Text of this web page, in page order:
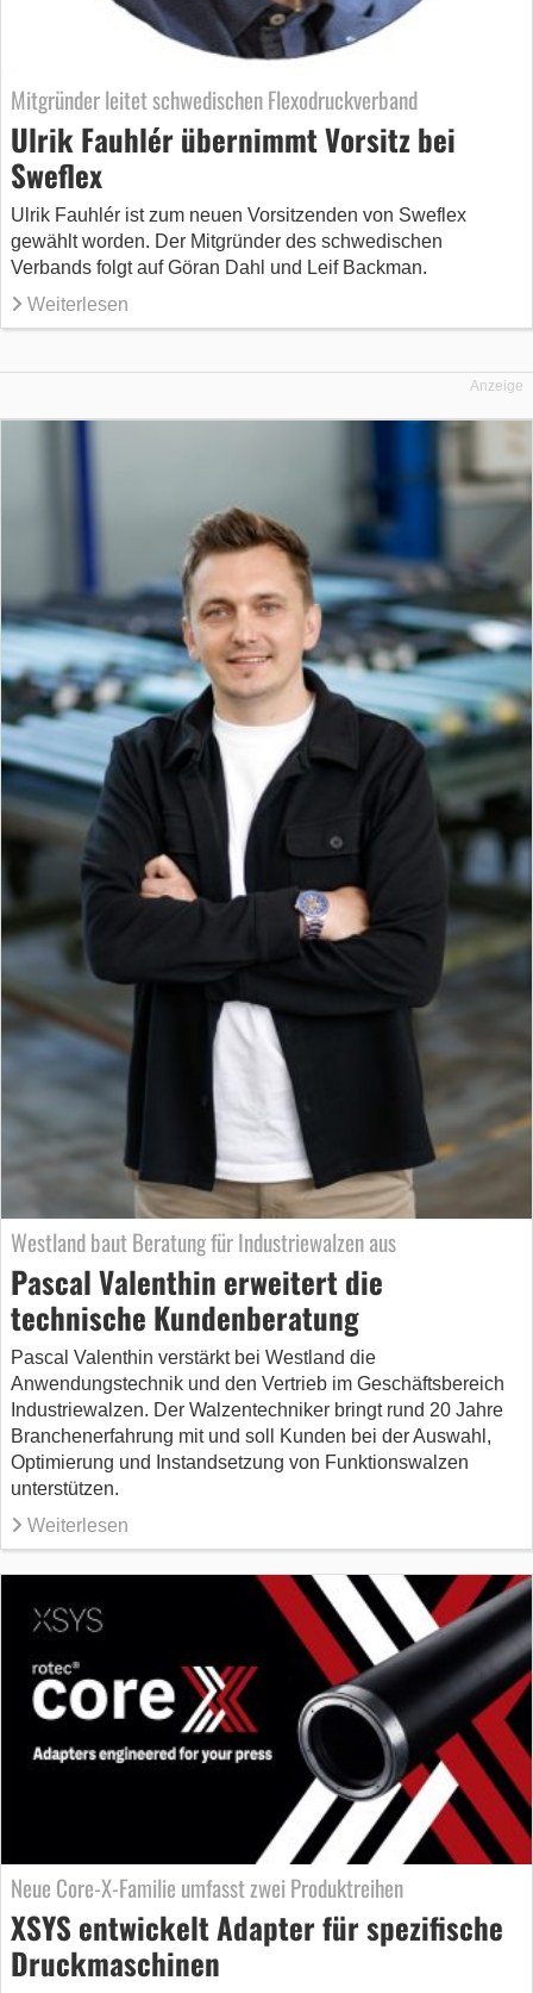
Mitgründer leitet schwedischen Flexodruckverband
Ulrik Fauhlér übernimmt Vorsitz bei
Sweflex
Ulrik Fauhlér ist zum neuen Vorsitzenden von Sweflex
gewählt worden. Der Mitgründer des schwedischen
Verbands folgt auf Göran Dahl und Leif Backman.
Weiterlesen
Anzeige
Westland baut Beratung für Industriewalzen aus
Pascal Valenthin erweitert die
technische Kundenberatung
Pascal Valenthin verstärkt bei Westland die
Anwendungstechnik und den Vertrieb im Geschäftsbereich
Industriewalzen. Der Walzentechniker bringt rund 20 Jahre
Branchenerfahrung mit und soll Kunden bei der Auswahl,
Optimierung und Instandsetzung von Funktionswalzen
unterstützen.
Weiterlesen
Neue Core-X-Familie umfasst zwei Produktreihen
XSYS entwickelt Adapter für spezifische
Druckmaschinen